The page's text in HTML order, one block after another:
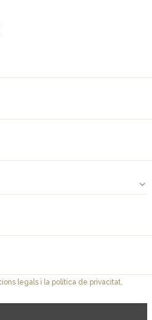
legals i la política de privacitat.